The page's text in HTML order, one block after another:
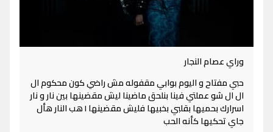
وراي عصام النجار
حبي مفتاح و اليوم بوابي مقفوله مش راضي كون محكوم ال
ال ال شو عملتي فينا بنلحق ماضينا ليش مقضينها بين نار و نار
اسرارك بحميها بقلبي بخبيها فليش مقضينها I هب النار هأل
جاي تحكيها كأنه الحب